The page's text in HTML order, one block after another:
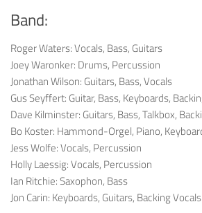
Band:
Roger Waters: Vocals, Bass, Guitars
Joey Waronker: Drums, Percussion
Jonathan Wilson: Guitars, Bass, Vocals
Gus Seyffert: Guitar, Bass, Keyboards,
Dave Kilminster: Guitars, Bass, Talkbox,
Bo Koster: Hammond-Orgel, Piano,
Jess Wolfe: Vocals, Percussion
Holly Laessig: Vocals, Percussion
Ian Ritchie: Saxophon, Bass
Jon Carin: Keyboards, Guitars, Backing Vocals